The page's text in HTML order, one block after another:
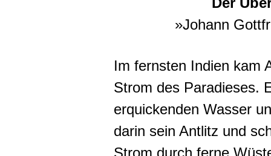
»Johann
Im fernsten Indien kam
Strom des Paradieses.
erquickenden Wasser
darin sein Antlitz und
Strom durch ferne